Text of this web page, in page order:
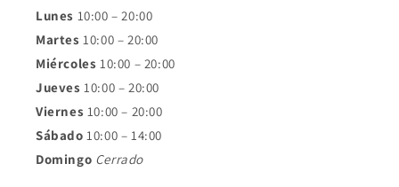
Lunes 10:00 – 20:00
Martes 10:00 – 20:00
Miércoles 10:00 – 20:00
Jueves10:00 – 20:00
Viernes 10:00 – 20:00
Sábado 10:00 – 14:00
Domingo Cerrado